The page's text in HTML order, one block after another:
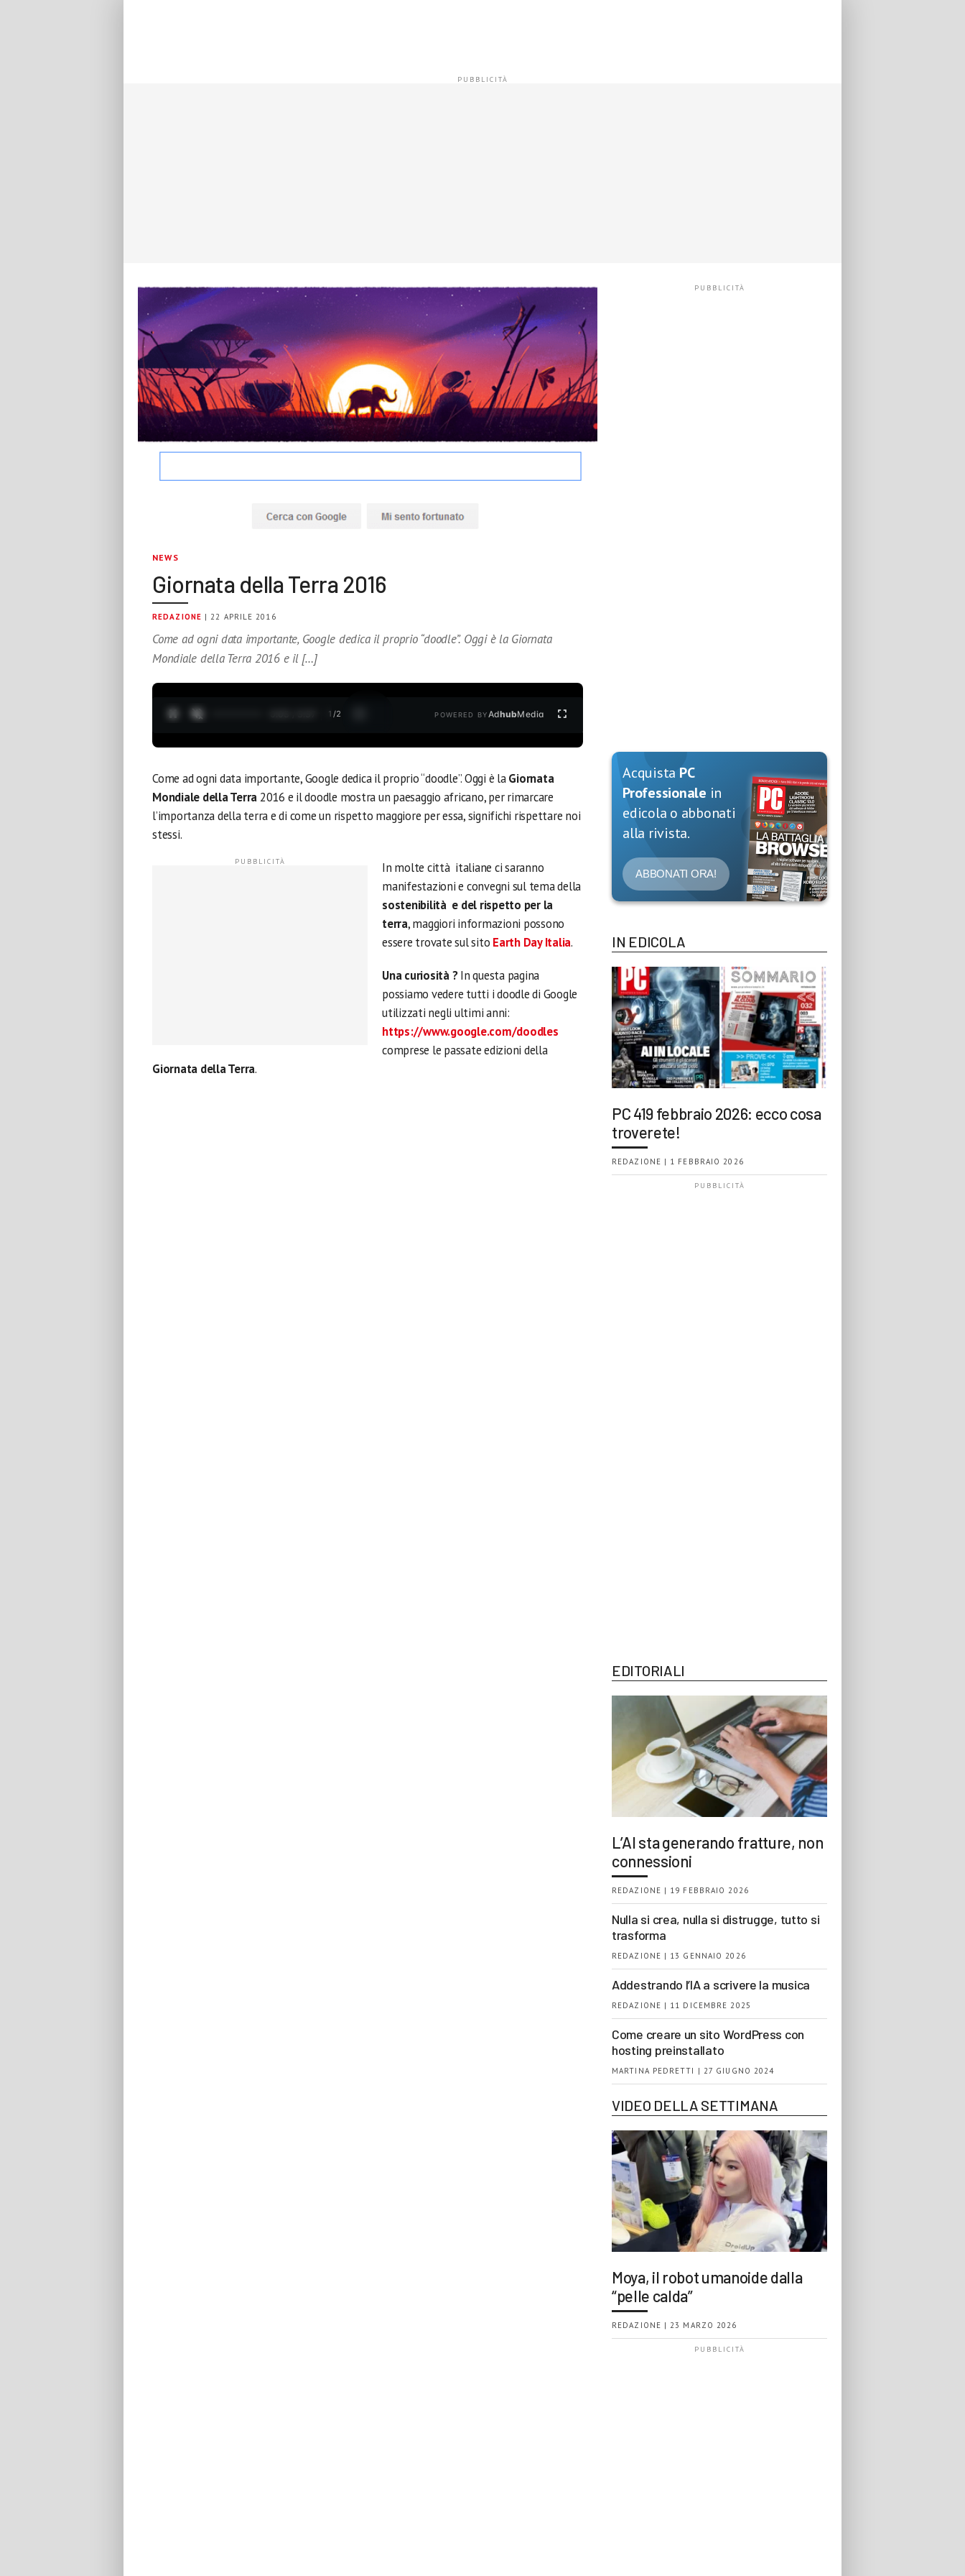
NEWS
Giornata della Terra 2016
REDAZIONE | 22 APRILE 2016
Come ad ogni data importante, Google dedica il proprio “doodle”. Oggi è la Giornata
Mondiale della Terra 2016 e il […]
1 /2 POWERED BYAdhubMedia
Come ad ogni data importante, Google dedica il proprio “doodle”. Oggi è laGiornata
Mondiale della Terra2016 e il doodle mostra un paesaggio africano, per rimarcare
l’importanza della terra e di come un rispetto maggiore per essa, significhi rispettare noi
stessi.
In molte città italiane ci saranno
manifestazioni e convegni sul tema della
sostenibilità e del rispetto per la
terra, maggiori informazioni possono
essere trovate sul sito Earth Day Italia.
Una curiosità ?In questa pagina
possiamo vedere tutti i doodle di Google
utilizzati negli ultimi anni:
https://www.google.com/doodles
comprese le passate edizioni della
Giornata della Terra.
Acquista PC
Professionale in
edicola o abbonati
alla rivista.
ABBONATI ORA!
IN EDICOLA
PC 419 febbraio 2026: ecco cosa
troverete!
REDAZIONE | 1 FEBBRAIO 2026
EDITORIALI
L’AI sta generando fratture, non
connessioni
REDAZIONE | 19 FEBBRAIO 2026
Nulla si crea, nulla si distrugge, tutto si
trasforma
REDAZIONE | 13 GENNAIO 2026
Addestrando l’IA a scrivere la musica
REDAZIONE | 11 DICEMBRE 2025
Come creare un sito WordPress con
hosting preinstallato
MARTINA PEDRETTI | 27 GIUGNO 2024
VIDEO DELLA SETTIMANA
Moya, il robot umanoide dalla
“pelle calda”
REDAZIONE | 23 MARZO 2026